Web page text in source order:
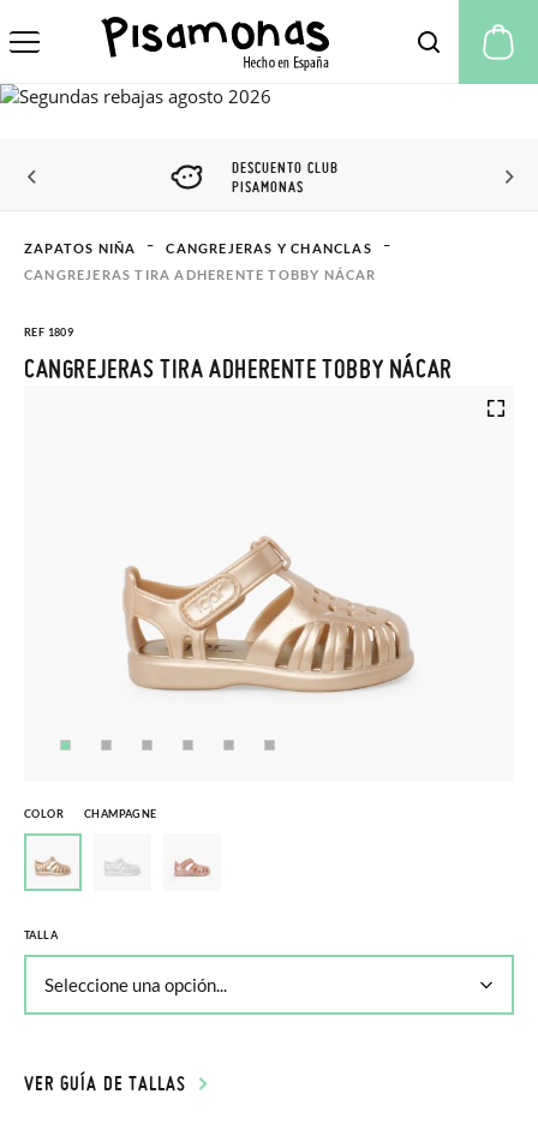
DESCUENTO CLUB
PISAMONAS
ZAPATOS NIÑA
CANGREJERAS Y CHANCLAS
CANGREJERAS TIRA ADHERENTE TOBBY NÁCAR
REF 1809
CANGREJERAS TIRA ADHERENTE TOBBY NÁCAR
COLOR CHAMPAGNE
TALLA
VER GUÍA DE TALLAS